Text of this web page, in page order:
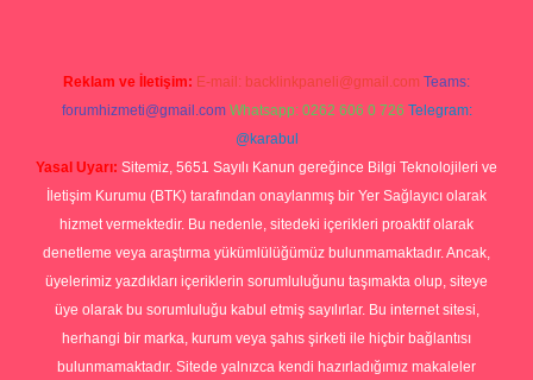
Reklam ve İletişim: E-mail: backlinkpaneli@gmail.com Teams:
forumhizmeti@gmail.com Whatsapp: 0262 606 0 726 Telegram:
@karabul
Yasal Uyarı: Sitemiz, 5651 Sayılı Kanun gereğince Bilgi Teknolojileri ve
İletişim Kurumu (BTK) tarafından onaylanmış bir Yer Sağlayıcı olarak
hizmet vermektedir. Bu nedenle, sitedeki içerikleri proaktif olarak
denetleme veya araştırma yükümlülüğümüz bulunmamaktadır. Ancak,
üyelerimiz yazdıkları içeriklerin sorumluluğunu taşımakta olup, siteye
üye olarak bu sorumluluğu kabul etmiş sayılırlar. Bu internet sitesi,
herhangi bir marka, kurum veya şahıs şirketi ile hiçbir bağlantısı
bulunmamaktadır. Sitede yalnızca kendi hazırladığımız makaleler